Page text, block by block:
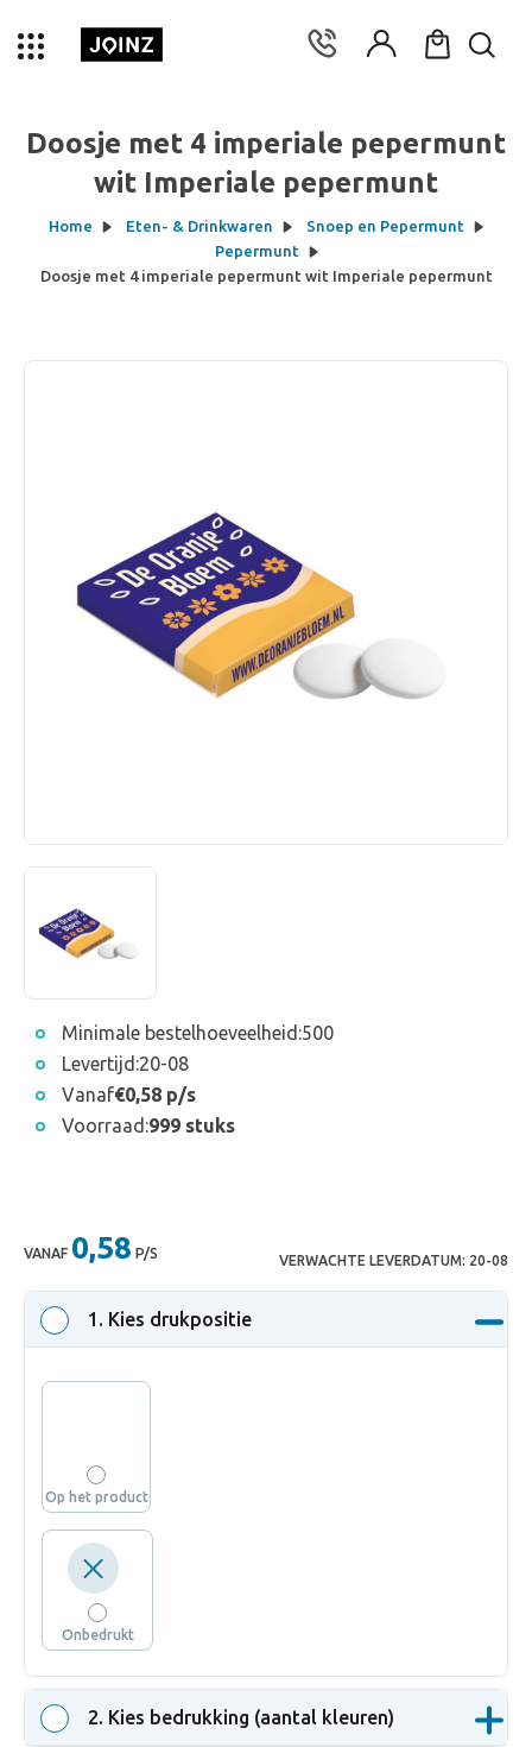
Doosje met 4 imperiale pepermunt
wit Imperiale pepermunt
Home Eten- & Drinkwaren
Snoep en Pepermunt
Pepermunt
Doosje met 4 imperiale pepermunt wit Imperiale pepermunt
Minimale bestelhoeveelheid:500
Levertijd:20-08
Vanaf€0,58 p/s
Voorraad:999 stuks
VANAF 0,58 P/S VERWACHTE LEVERDATUM: 20-08
1 . Kies drukpositie
Op het product
Onbedrukt
2. Kies bedrukking (aantal kleuren)